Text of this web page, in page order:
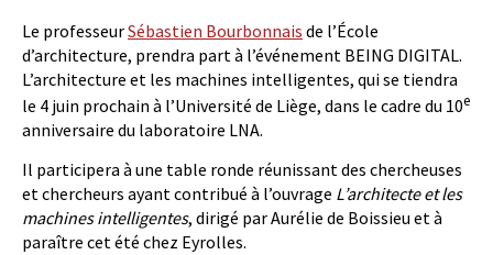
Le professeurSébastien Bourbonnais de l’École
d’architecture, prendra part à l’événement BEING DIGITAL.
L’architecture et les machines intelligentes, qui se tiendra
le 4 juin prochain à l’Université de Liège, dans le cadre du 10e
anniversaire du laboratoire LNA.
Il participera à une table ronde réunissant des chercheuses
et chercheurs ayant contribué à l’ouvrage L’architecte et les
machines intelligentes, dirigé par Aurélie de Boissieu et à
paraître cet été chez Eyrolles.